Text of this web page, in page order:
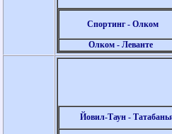
Спортинг - Олком
Олком - Леванте
Йовил-Таун -